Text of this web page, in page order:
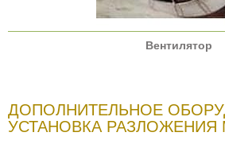
Вентилятор
ДОПОЛНИТЕЛЬНОЕ
УСТАНОВКА РАЗЛОЖЕНИЯ